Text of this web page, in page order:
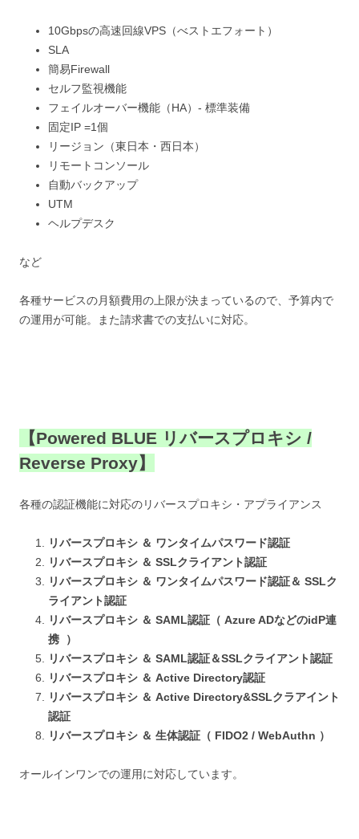
10Gbpsの高速回線VPS（べストエフォート）
SLA
簡易Firewall
セルフ監視機能
フェイルオーバー機能（HA）- 標準装備
固定IP =1個
リージョン（東日本・西日本）
リモートコンソール
自動バックアップ
UTM
ヘルプデスク
など
各種サービスの月額費用の上限が決まっているので、予算内で
の運用が可能。また請求書での支払いに対応。
【Powered BLUE リバースプロキシ /
Reverse Proxy】
各種の認証機能に対応のリバースプロキシ・アプライアンス
リバースプロキシ ＆ ワンタイムパスワード認証
リバースプロキシ ＆ SSLクライアント認証
リバースプロキシ ＆ ワンタイムパスワード認証＆ SSLク
ライアント認証
リバースプロキシ ＆ SAML認証（ Azure ADなどのidP連
携 ）
リバースプロキシ ＆ SAML認証＆SSLクライアント認証
リバースプロキシ ＆ Active Directory認証
リバースプロキシ ＆ Active Directory&SSLクラアイント
認証
リバースプロキシ ＆ 生体認証（ FIDO2 / WebAuthn ）
オールインワンでの運用に対応しています。